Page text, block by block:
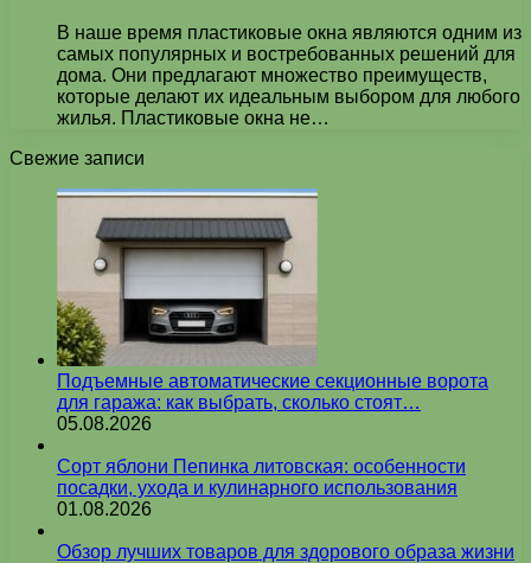
В наше время пластиковые окна являются одним из
самых популярных и востребованных решений для
дома. Они предлагают множество преимуществ,
которые делают их идеальным выбором для любого
жилья. Пластиковые окна не…
Свежие записи
Подъемные автоматические секционные ворота
для гаража: как выбрать, сколько стоят…
05.08.2026
Сорт яблони Пепинка литовская: особенности
посадки, ухода и кулинарного использования
01.08.2026
Обзор лучших товаров для здорового образа жизни